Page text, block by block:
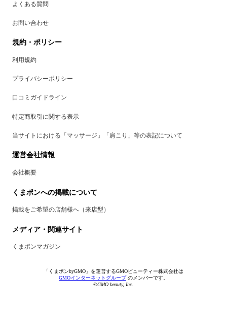
よくある質問
お問い合わせ
規約・ポリシー
利用規約
プライバシーポリシー
口コミガイドライン
特定商取引に関する表示
当サイトにおける「マッサージ」「肩こり」等の表記について
運営会社情報
会社概要
くまポンへの掲載について
掲載をご希望の店舗様へ（来店型）
メディア・関連サイト
くまポンマガジン
「くまポンbyGMO」を運営するGMOビューティー株式会社は
GMOインターネットグループのメンバーです。
©GMO beauty, Inc.